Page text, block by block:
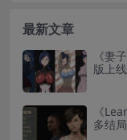
最新文章
《妻
版上
《
多结